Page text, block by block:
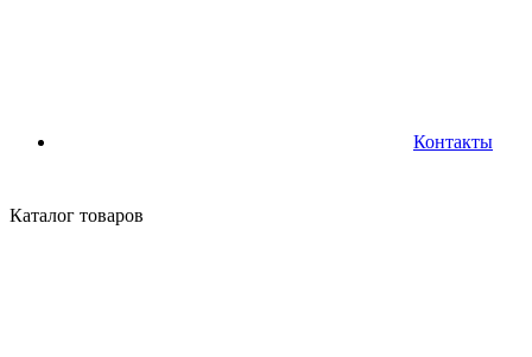
Контакты
Каталог товаров